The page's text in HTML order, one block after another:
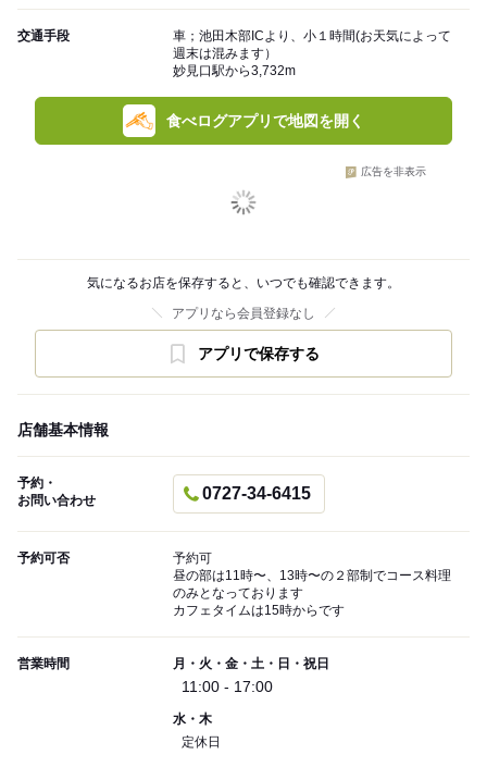
交通手段
車；池田木部ICより、小１時間(お天気によって
週末は混みます）
妙見口駅から3,732m
食べログアプリで地図を開く
広告を非表示
気になるお店を保存すると、いつでも確認できます。
アプリなら会員登録なし
アプリで保存する
店舗基本情報
予約・
お問い合わせ
0727-34-6415
予約可否
予約可
昼の部は11時〜、13時〜の２部制でコース料理
のみとなっております
カフェタイムは15時からです
営業時間 月・火・金・土・日・祝日
11:00 - 17:00
水・木
定休日